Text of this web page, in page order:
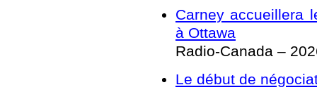
Carney accueillera
à Ottawa
Radio-Canada –
Le début de